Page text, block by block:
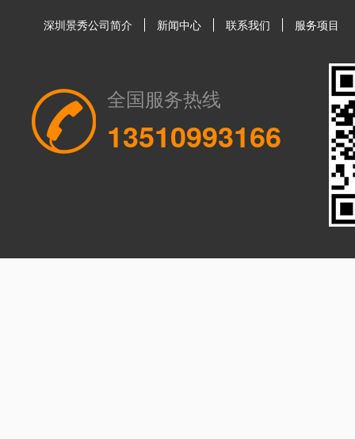
深圳景秀公司简介 新闻中心 联系我们 服务项目
全国服务热线
13510993166